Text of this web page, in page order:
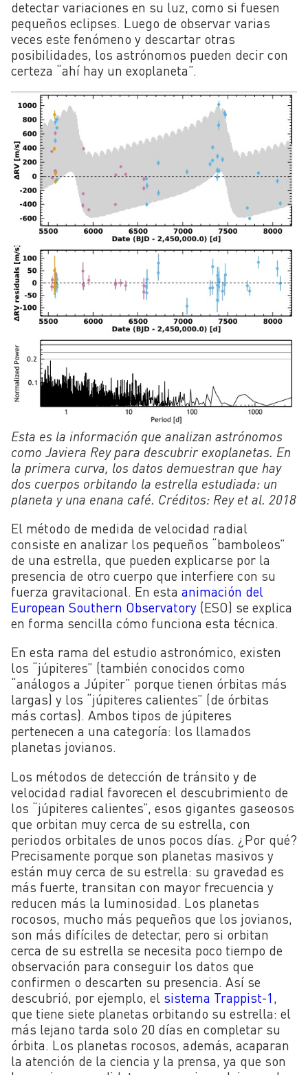
detectar variaciones en su luz, como si fuesen
pequeños eclipses. Luego de observar varias
veces este fenómeno y descartar otras
posibilidades, los astrónomos pueden decir con
certeza “ahí hay un exoplaneta”.
Esta es la información que analizan astrónomos
como Javiera Rey para descubrir exoplanetas. En
la primera curva, los datos demuestran que hay
dos cuerpos orbitando la estrella estudiada: un
planeta y una enana café. Créditos: Rey et al. 2018
El método de medida de velocidad radial
consiste en analizar los pequeños “bamboleos”
de una estrella, que pueden explicarse por la
presencia de otro cuerpo que interfiere con su
fuerza gravitacional. En esta animación del
European Southern Observatory (ESO) se explica
en forma sencilla cómo funciona esta técnica.
En esta rama del estudio astronómico, existen
los “júpiteres” (también conocidos como
“análogos a Júpiter” porque tienen órbitas más
largas) y los “júpiteres calientes” (de órbitas
más cortas). Ambos tipos de júpiteres
pertenecen a una categoría: los llamados
planetas jovianos.
Los métodos de detección de tránsito y de
velocidad radial favorecen el descubrimiento de
los “júpiteres calientes”, esos gigantes gaseosos
que orbitan muy cerca de su estrella, con
periodos orbitales de unos pocos días. ¿Por qué?
Precisamente porque son planetas masivos y
están muy cerca de su estrella: su gravedad es
más fuerte, transitan con mayor frecuencia y
reducen más la luminosidad. Los planetas
rocosos, mucho más pequeños que los jovianos,
son más difíciles de detectar, pero si orbitan
cerca de su estrella se necesita poco tiempo de
observación para conseguir los datos que
confirmen o descarten su presencia. Así se
descubrió, por ejemplo, el sistema Trappist-1
que tiene siete planetas orbitando su estrella: el
más lejano tarda solo 20 días en completar su
órbita. Los planetas rocosos, además, acaparan
la atención de la ciencia y la prensa, ya que son